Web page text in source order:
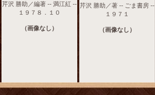
芹沢 勝助／編著 -- 満江紅 --
１９７８．１０
（画像なし）
芹沢 勝助／著 -- ごま書房 --
１９７１
（画像なし）